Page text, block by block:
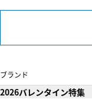
ブランド
2026バレンタイン特集